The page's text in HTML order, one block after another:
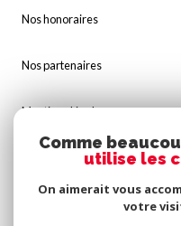
Nos honoraires
Nos partenaires
Mentions légales
Comme
utilise les
On aimerait vous
votre